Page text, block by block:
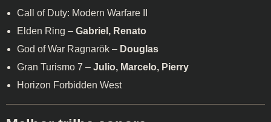
Call of Duty: Modern Warfare II
Elden Ring – Gabriel, Renato
God of War Ragnarök – Douglas
Gran Turismo 7 – Julio, Marcelo, Pierry
Horizon Forbidden West